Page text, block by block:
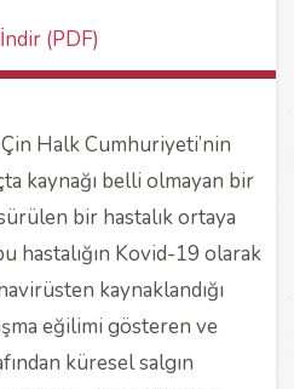
İndir (PDF)
Çin Halk Cumhuriyeti’nin
kaynağı belli olmayan bir
bir hastalık ortaya
hastalığın Kovid-19 olarak
kaynaklandığı
eğilimi gösteren ve
küresel salgın